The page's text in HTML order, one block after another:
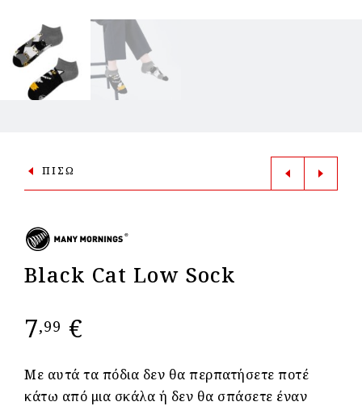
ΠΙΣΩ
Black Cat Low Sock
7,99 €
Με αυτά τα πόδια δεν θα περπατήσετε ποτέ
κάτω από μια σκάλα ή δεν θα σπάσετε έναν